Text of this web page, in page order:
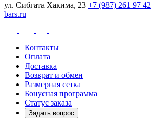
ул. Сибгата Хакима, 23 +7 (987) 261 97 42
bars.ru
Контакты
Оплата
Доставка
Возврат и обмен
Размерная сетка
Бонусная программа
Статус заказа
Задать вопрос